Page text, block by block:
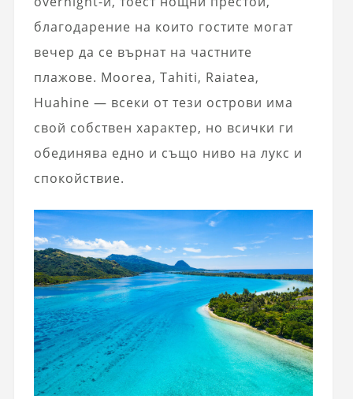
благодарение на които гостите могат
вечер да се върнат на частните
плажове. Moorea, Tahiti, Raiatea,
Huahine — всеки от тези острови има
свой собствен характер, но всички ги
обединява едно и също ниво на лукс и
спокойствие.